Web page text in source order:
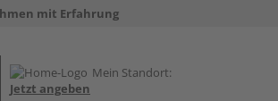
mit Erfahrung
Mein Standort:
Jetzt angeben